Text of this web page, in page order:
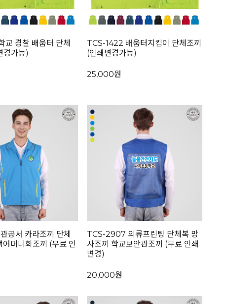
경찰 배움터 단체
경가능)
TCS-1422 배움터지킴이 단체조끼
(인쇄변경가능)
25,000원
공서 카라조끼 단체
어머니회조끼 (무료 인
TCS-2907 의류프린팅 단체복 망
사조끼 학교보안관조끼 (무료 인쇄
변경)
20,000원